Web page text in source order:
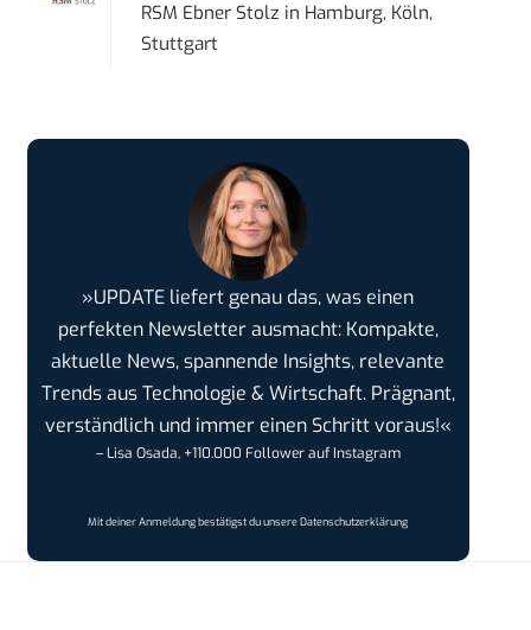
RSM Ebner Stolz in Hamburg, Köln,
Stuttgart
»UPDATE liefert genau das, was einen
perfekten Newsletter ausmacht: Kompakte,
aktuelle News, spannende Insights, relevante
Trends aus Technologie & Wirtschaft. Prägnant,
verständlich und immer einen Schritt voraus!«
– Lisa Osada, +110.000 Follower auf Instagram
Mit deiner Anmeldung bestätigst du unsereDatenschutzerklärung